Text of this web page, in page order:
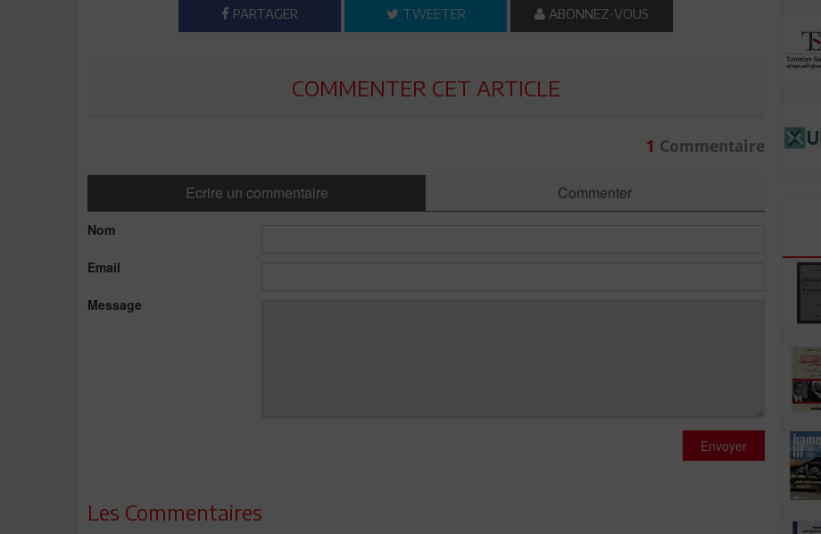
PARTAGER TWEETER ABONNEZ-VOUS
COMMENTER CET ARTICLE
1 Commentaire
Ecrire un commentaire Commenter
Nom
Email
Message
Envoyer
Les Commentaires